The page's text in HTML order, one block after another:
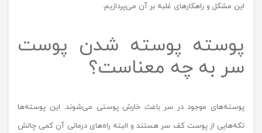
این مشکل و راهکارهای غلبه بر آن می‌پردازیم.
پوسته پوسته شدن پوست
سر به چه معناست؟
پوسته‌های موجود در سر باعث خارش پوستی می‌شوند. این پوسته‌ها
تکه‌هایی از پوست کف سر هستند و البته راه‌های درمانی آن کمی چالش